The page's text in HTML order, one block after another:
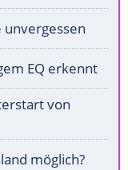
unvergessen
EQ erkennt
von
möglich?